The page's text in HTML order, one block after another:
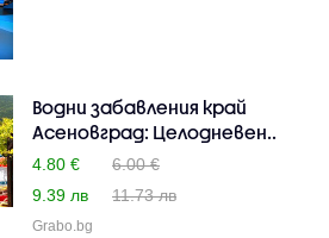
Водни забавления край
Асеновград: Целодневен..
4.80 €
6.00 €
9.39 лв
11.73 лв
Grabo.bg